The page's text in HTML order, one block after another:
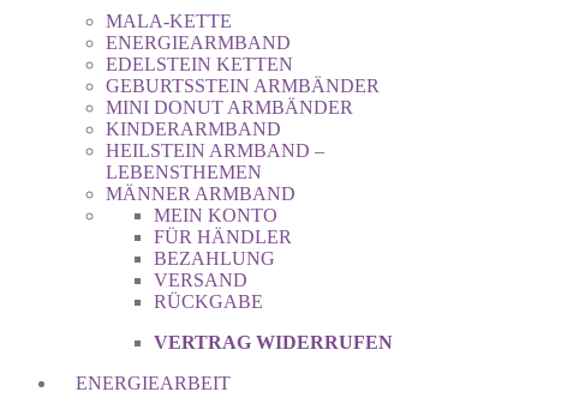
MALA-KETTE
ENERGIEARMBAND
EDELSTEIN KETTEN
GEBURTSSTEIN ARMBÄNDER
MINI DONUT ARMBÄNDER
KINDERARMBAND
HEILSTEIN ARMBAND –
LEBENSTHEMEN
MÄNNER ARMBAND
MEIN KONTO
FÜR HÄNDLER
BEZAHLUNG
VERSAND
RÜCKGABE
VERTRAG WIDERRUFEN
ENERGIEARBEIT